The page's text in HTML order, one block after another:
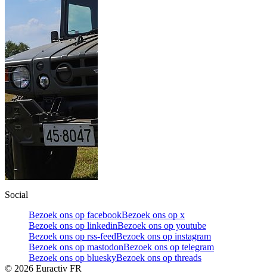
Social
Bezoek ons op facebookBezoek ons op x
Bezoek ons op linkedinBezoek ons op youtube
Bezoek ons op rss-feedBezoek ons op instagram
Bezoek ons op mastodonBezoek ons op telegram
Bezoek ons op blueskyBezoek ons op threads
© 2026 Euractiv FR